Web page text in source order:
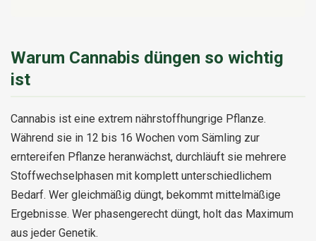
Warum Cannabis düngen so wichtig
ist
Cannabis ist eine extrem nährstoffhungrige Pflanze.
Während sie in 12 bis 16 Wochen vom Sämling zur
erntereifen Pflanze heranwächst, durchläuft sie mehrere
Stoffwechselphasen mit komplett unterschiedlichem
Bedarf. Wer gleichmäßig düngt, bekommt mittelmäßige
Ergebnisse. Wer phasengerecht düngt, holt das Maximum
aus jeder Genetik.